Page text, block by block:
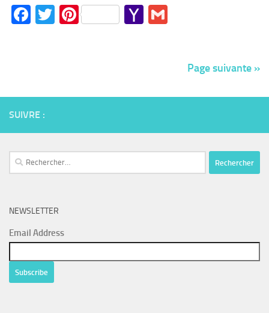
Facebook
TwitterPinterestYahoo
Page suivante »
SUIVRE :
Rechercher :
NEWSLETTER
Email Address